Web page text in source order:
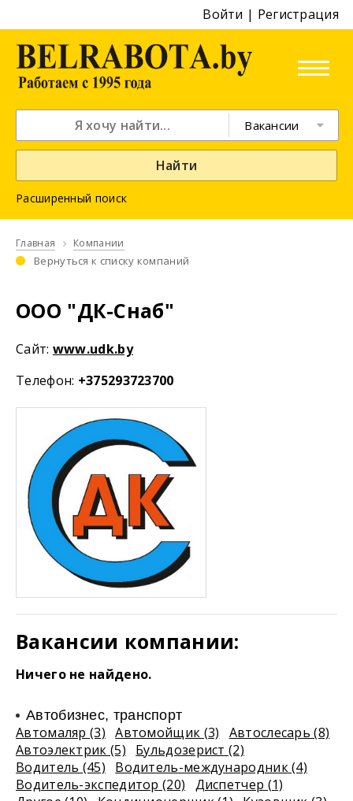
Войти | Регистрация
Вакансии
Найти
Расширенный поиск
Главная Компании
Вернуться к списку компаний
ООО "ДК-Снаб"
Cайт: www.udk.by
Телефон: +375293723700
Вакансии компании:
Ничего не найдено.
Автобизнес, транспорт
Автомаляр (3) Автомойщик (3)
Автослесарь (8)
Автоэлектрик (5)
Бульдозерист (2)
Водитель (45)
Водитель-международник (4)
Водитель-экспедитор (20)
Диспетчер (1)